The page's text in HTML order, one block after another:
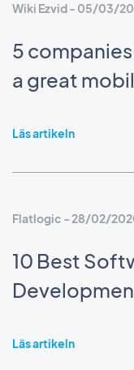
Wiki Ezvid - 05/03/
5
a great
Läs artikeln
Flatlogic - 28/02/
10 Best
Läs artikeln